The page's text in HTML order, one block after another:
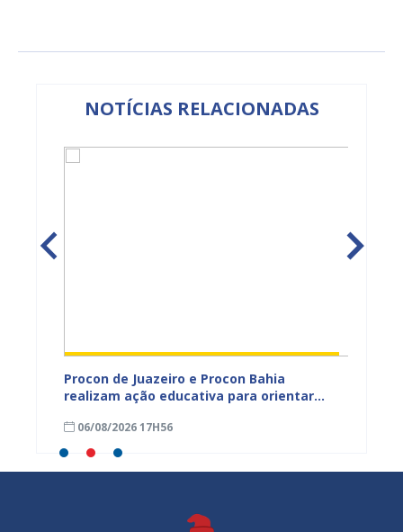
NOTÍCIAS RELACIONADAS
Procon de Juazeiro e Procon Bahia
realizam ação educativa para orientar
06/08/2026 17H56